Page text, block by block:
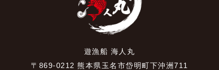
遊漁船 海人丸
〒869-0212 熊本県玉名市岱明町下沖洲711